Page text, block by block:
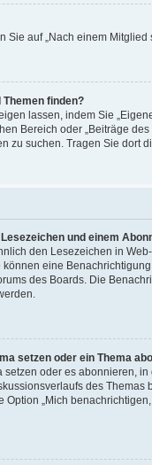
Sie auf „Nach einem Mitglied
finden?
lassen, indem Sie
Bereich oder „Beiträge
zu suchen. Tragen Sie dort
und einem
den Lesezeichen in
eine
des Boards. Die
setzen oder ein Thema
oder es abonnieren,
des Themas
Option „Mich